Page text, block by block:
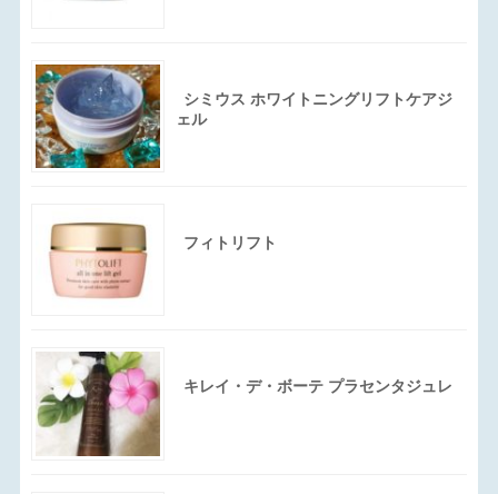
シミウス ホワイトニングリフトケアジ
ェル
フィトリフト
キレイ・デ・ボーテ プラセンタジュレ